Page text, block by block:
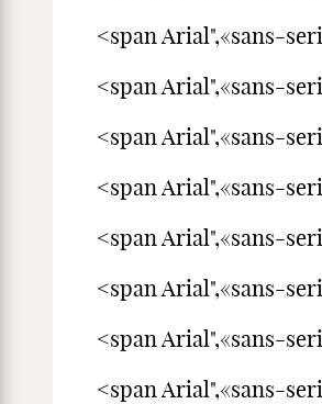
<span Arial",«sans-
<span Arial",«sans-
<span Arial",«sans-
<span Arial",«sans-
<span Arial",«sans-
<span Arial",«sans-
<span Arial",«sans-
<span Arial",«sans-